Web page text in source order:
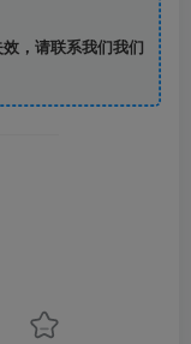
，请联系我们我们